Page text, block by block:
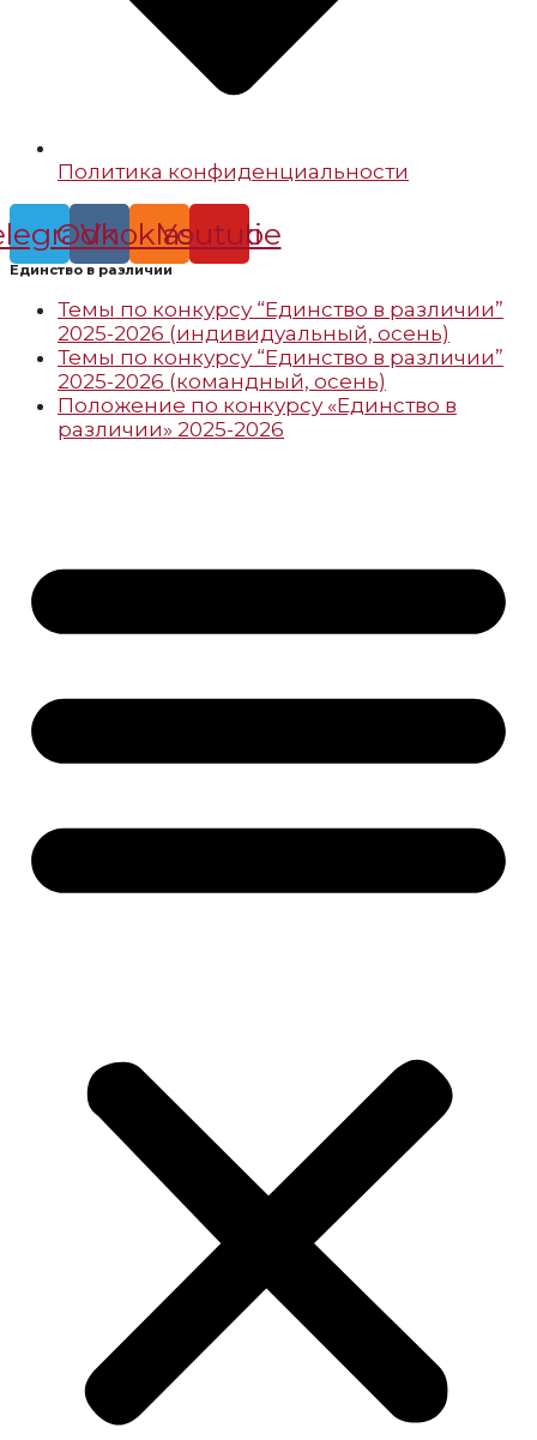
Политика конфиденциальности
Vk
Odnoklassniki
Youtube
Единство в различии
Темы по конкурсу “Единство в различии”
2025-2026 (индивидуальный, осень)
Темы по конкурсу “Единство в различии”
2025-2026 (командный, осень)
Положение по конкурсу «Единство в
различии» 2025-2026